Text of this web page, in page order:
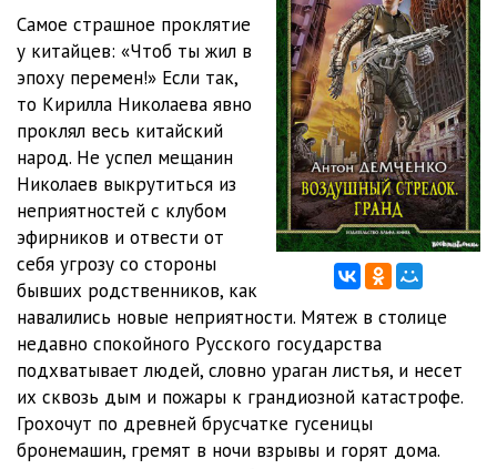
008 12:09
009 07:09
04:50
011 13:12
012 13:54
013 24:18
014
015
016 14:27
017
Самое страшное проклятие
у китайцев: «Чтоб ты жил в
эпоху перемен!» Если так,
то Кирилла Николаева явно
проклял весь китайский
народ. Не успел мещанин
Николаев выкрутиться из
неприятностей с клубом
эфирников и отвести от
себя угрозу со стороны
бывших родственников, как
навалились новые неприятности. Мятеж в столице
недавно спокойного Русского государства
подхватывает людей, словно ураган листья, и несет
их сквозь дым и пожары к грандиозной катастрофе.
Грохочут по древней брусчатке гусеницы
бронемашин, гремят в ночи взрывы и горят дома.